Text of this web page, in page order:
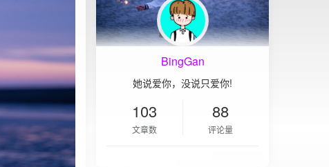
BingGan
她说爱你，没说只爱你!
103
文章数
88
评论量